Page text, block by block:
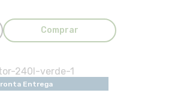
Comprar
Entrega